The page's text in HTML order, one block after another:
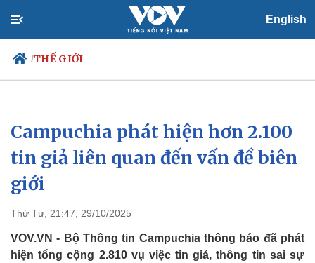
English
/THẾ GIỚI
Chính trị
Đảng
Tổ chức nhân sự
Quốc hội
Nhận diện sự thật
Xã hội
Tin 24h
Dự báo thời tiết
Campuchia phát hiện hơn 2.100
tin giả liên quan đến vấn đề biên
giới
Thứ Tư, 21:47, 29/10/2025
VOV.VN - Bộ Thông tin Campuchia thông báo đã phát
hiện tổng cộng 2.810 vụ việc tin giả, thông tin sai sự